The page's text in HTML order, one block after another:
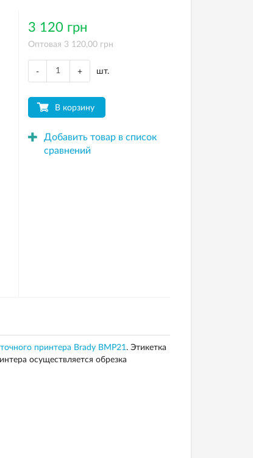
3 120 грн
Оптовая 3 120,00 грн
- + шт.
В корзину
Добавить товар в список
сравнений
принтера Brady BMP21. Этикетка
осуществляется обрезка